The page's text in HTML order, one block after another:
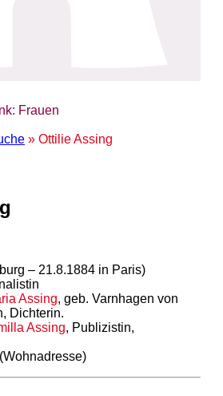
Frauen
» Ottilie Assing
– 21.8.1884 in Paris)
Assing, geb. Varnhagen von
Dichterin.
Assing, Publizistin,